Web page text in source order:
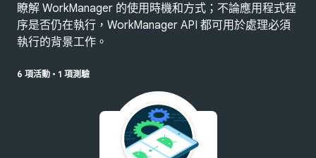
瞭解 WorkManager 的使用時機和方式；不論應用程式程
序是否仍在執行，WorkManager API 都可用於處理必須
執行的背景工作。
6 項活動 • 1 項測驗